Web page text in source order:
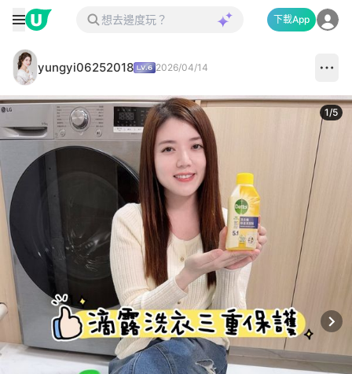
下載App
yungyi06252018 2026/04/14
1/5